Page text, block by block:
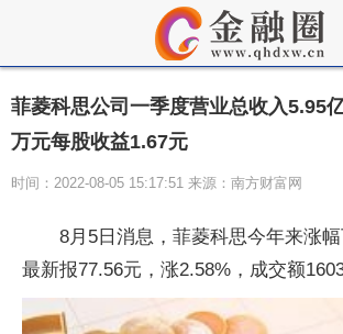
菲菱科思公司一季度营业总收入5.95
万元每股收益1.67元
时间：2022-08-05 15:17:51 来源：南方财富网
8月5日消息，菲菱科思今年来涨幅
最新报77.56元，涨2.58%，成交额